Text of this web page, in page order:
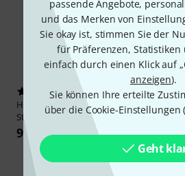
passende Angebote,
und das Merken von
Sie okay ist, stimmen Sie der
für Präferenzen,
einfach durch einen Klick auf
anzeigen).
Sie können Ihre erteilte
über die Cookie-Einstellungen (
Geht
1109
Harley BentonPB-Shorty BK
Standard Series
99 €
179 €
-5%